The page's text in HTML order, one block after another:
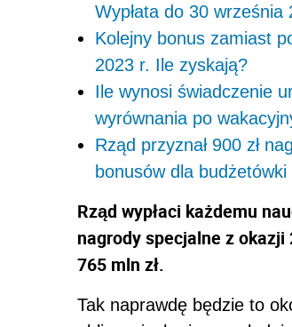
Wypłata do 30 września
Kolejny bonus zamiast
2023 r. Ile zyskają?
Ile wynosi świadczenie
wyrównania po
Rząd przyznał 900 zł
bonusów dla budżetówki
Rząd wypłaci każdemu
nagrody specjalne z
765 mln zł.
Tak naprawdę będzie to